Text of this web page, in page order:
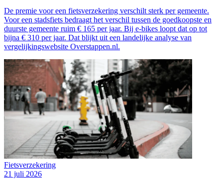
De premie voor een fietsverzekering verschilt sterk per gemeente.
Voor een stadsfiets bedraagt het verschil tussen de goedkoopste en
duurste gemeente ruim € 165 per jaar. Bij e-bikes loopt dat op tot
bijna € 310 per jaar. Dat blijkt uit een landelijke analyse van
vergelijkingswebsite Overstappen.nl.
Fietsverzekering
21 juli 2026